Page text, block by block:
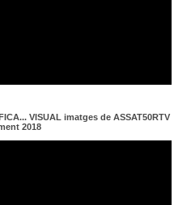
VISUAL imatges de ASSAT50RTV
2018